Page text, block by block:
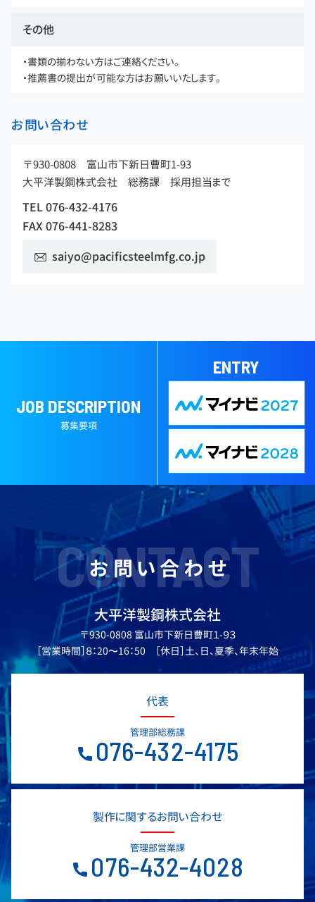
その他
・書類の揃わない方はご連絡ください。
・推薦書の提出が可能な方はお願いいたします。
お問い合わせ
〒930-0808 富山市下新日曹町1-93
大平洋製鋼株式会社 総務課 採用担当まで
TEL 076-432-4176
FAX 076-441-8283
saiyo@pacificsteelmfg.co.jp
JOB DESCRIPTION
募集要項
ENTRY
CONTACT
お問い合わせ
大平洋製鋼株式会社
〒930-0808 富山市下新日曹町１-９３
［営業時間］８：20〜16：50 ［休日］土、日、夏季、年末年始
代表
管理部総務課
076-432-4175
製作に関するお問い合わせ
管理部営業課
076-432-4028